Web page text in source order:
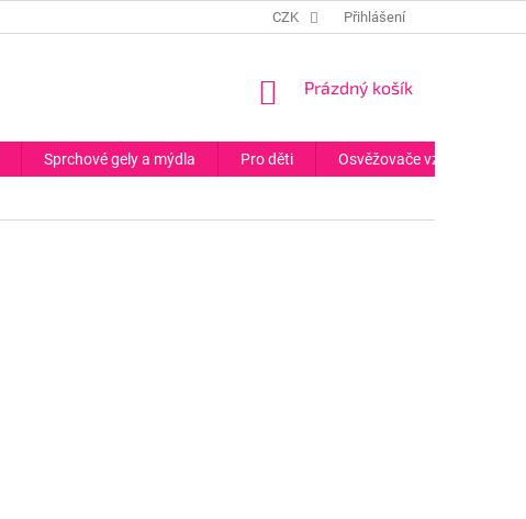
CZK Přihlášení
NÁKUPNÍ
Prázdný košík
Sprchové gely a mýdla Pro děti Osvěžovače vzduchu